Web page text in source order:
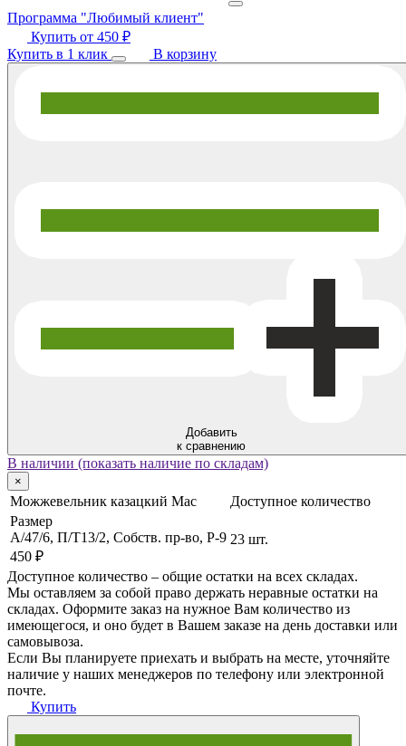
Программа "Любимый клиент"
Купить от 450 ₽
Купить в 1 клик
В корзину
Добавить
к сравнению
В наличии (показать наличие по складам)
×
Можжевельник казацкий Мас
Доступное количество
Размер
А/47/6, П/Т13/2, Собств. пр-во, P-9
450 ₽
23 шт.
Доступное количество – общие остатки на всех складах.
Мы оставляем за собой право держать неравные остатки на
складах. Оформите заказ на нужное Вам количество из
имеющегося, и оно будет в Вашем заказе на день доставки или
самовывоза.
Если Вы планируете приехать и выбрать на месте, уточняйте
наличие у наших менеджеров по телефону или электронной
почте.
Купить